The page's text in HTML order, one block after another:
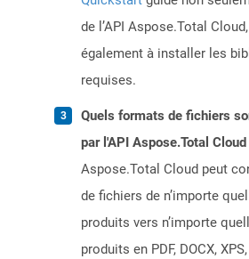
de l’API Aspose.Total
également à installer les
requises.
Quels formats de fichiers
par l'API Aspose.Total Cloud
Aspose.Total Cloud peut
de fichiers de n’importe
produits vers n’importe
produits en PDF, DOCX,